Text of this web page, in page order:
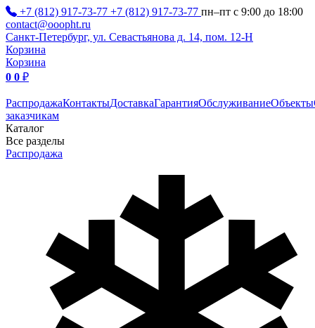
+7 (812) 917-73-77 +7 (812) 917-73-77 пн–пт с 9:00 до 18:00
contact@ooopht.ru
Санкт-Петербург, ул. Севастьянова д. 14, пом. 12-Н
Корзина
Корзина
0 0 ₽
РаспродажаКонтактыДоставкаГарантияОбслуживаниеОбъекты
заказчикам
Каталог
Все разделы
Распродажа